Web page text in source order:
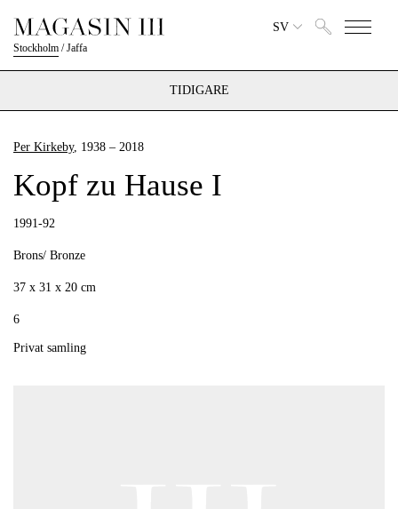
Stockholm /Jaffa
SV
TIDIGARE
Per Kirkeby, 1938 – 2018
Kopf zu Hause I
1991-92
Brons/ Bronze
37 x 31 x 20 cm
6
Privat samling